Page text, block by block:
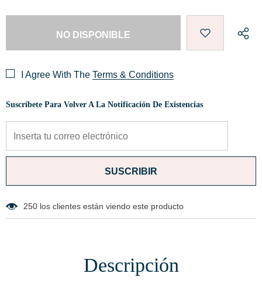
I Agree With The Terms & Conditions
Suscríbete Para Volver A La Notificación De Existencias
250 los clientes están viendo este producto
Descripción